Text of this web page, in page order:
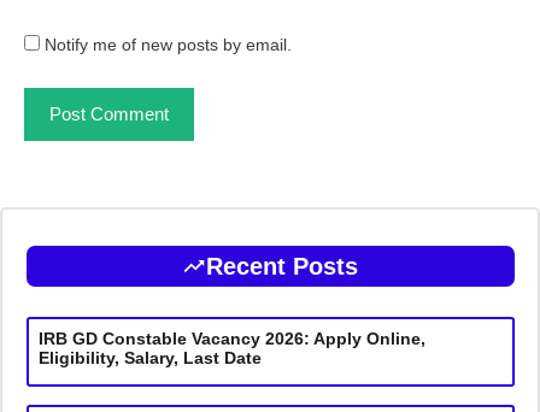
Notify me of new posts by email.
Recent Posts
IRB GD Constable Vacancy 2026: Apply Online,
Eligibility, Salary, Last Date